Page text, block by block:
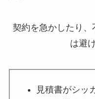
契約を急かしたり
は避
見積書がシッ